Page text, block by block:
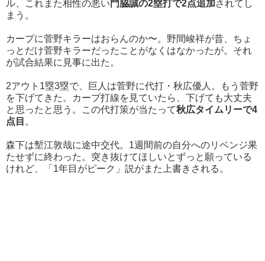
ル、これまた相性の悪い 門脇誠の2塁打で2点追加されてし
まう。
カープに菅野キラーはおらんのか〜。野間峻祥が昔、ちょ
っとだけ菅野キラーだったことがなくはなかったが。それ
が試合結果に見事に出た。
2アウト1塁3塁で、巨人は菅野に代打・秋広優人。もう菅野
を下げてきた。カープ打線を見ていたら、下げても大丈夫
と思ったと思う。この代打策が当たって秋広タイムリーで4
点目 。
森下は塹江敦哉に途中交代。1週間前の自分へのリベンジ果
たせずに終わった。突き抜けてほしいとずっと願っている
けれど、「1年目がピーク」説がまた上書きされる。